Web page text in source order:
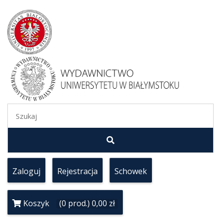
Zaloguj Rejestracja Schowek
Koszyk (0 prod.) 0,00 zł